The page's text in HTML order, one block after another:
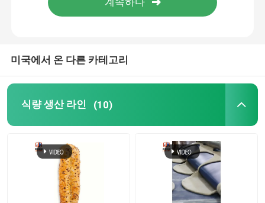
인용문을 요구하세요
식량 생산 라인
토르티야 생산 라인
원판피자 기지 생산 라인
미국에서 온 다른 카테고리
식량 생산 라인 (10)